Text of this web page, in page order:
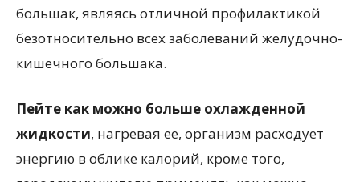
большак, являясь отличной профилактикой
безотносительно всех заболеваний желудочно-
кишечного большака.
Пейте как можно больше охлажденной
жидкости, нагревая ее, организм расходует
энергию в облике калорий, кроме того,